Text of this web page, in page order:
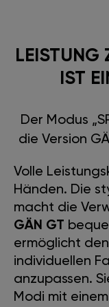
LEISTUNG
IST
Der Modus
die Version
Volle
Händen. Die
macht die
GÄN GT
ermöglicht
individuellen
anzupassen.
Modi mit